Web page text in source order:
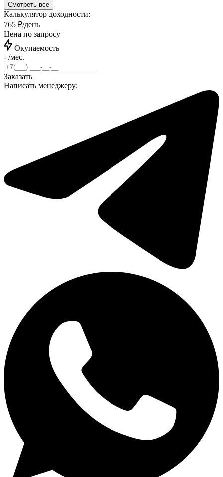
Смотреть все
Калькулятор доходности:
765 ₽/день
Цена по запросу
Окупаемость
- /мес.
Заказать
Написать менеджеру: